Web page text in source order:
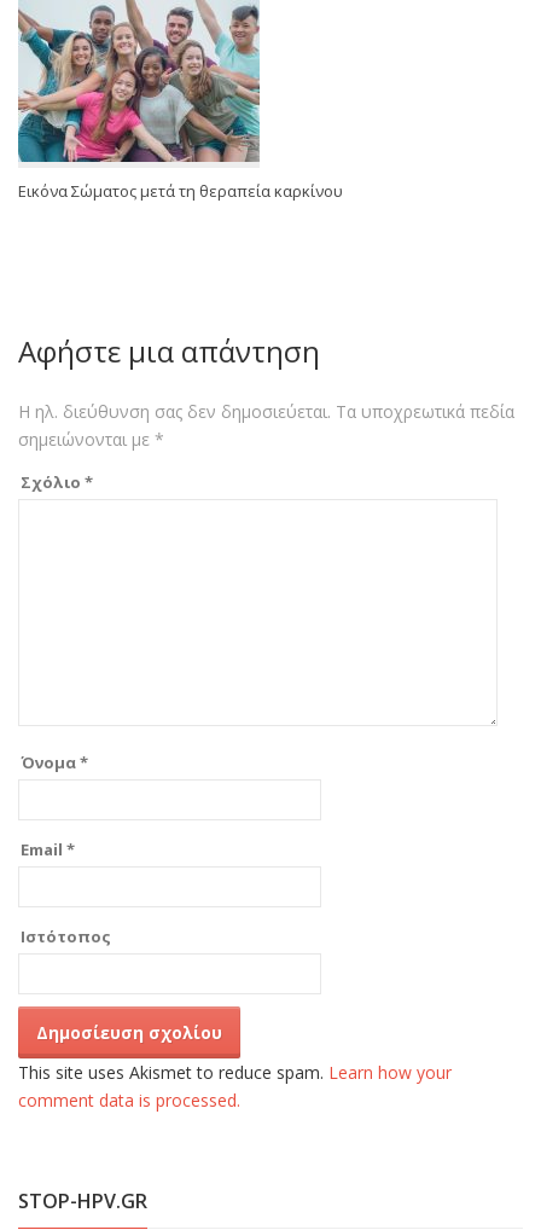
Εικόνα Σώματος μετά τη θεραπεία καρκίνου
Αφήστε μια απάντηση
Η ηλ. διεύθυνση σας δεν δημοσιεύεται. Τα υποχρεωτικά πεδία
σημειώνονται με *
Σχόλιο *
Όνομα*
Email *
Ιστότοπος
This site uses Akismet to reduce spam. Learn how your
comment data is processed.
STOP-HPV.GR